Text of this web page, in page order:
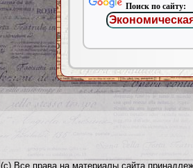
Поиск по сайту:
(с) Все права на материалы сайта